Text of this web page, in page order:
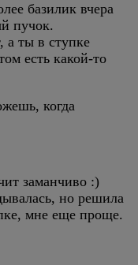
базилик вчера
пучок.
а ты в ступке
есть какой-то
когда
заманчиво :)
но решила
мне еще проще.